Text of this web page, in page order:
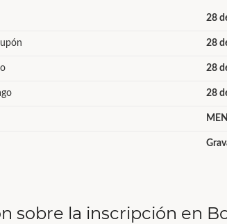
28
28
28
28
sobre la inscripción en